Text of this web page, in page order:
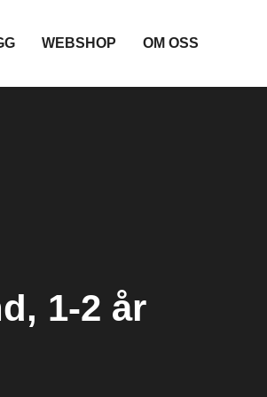
WEBSHOP OM OSS
1-2 år